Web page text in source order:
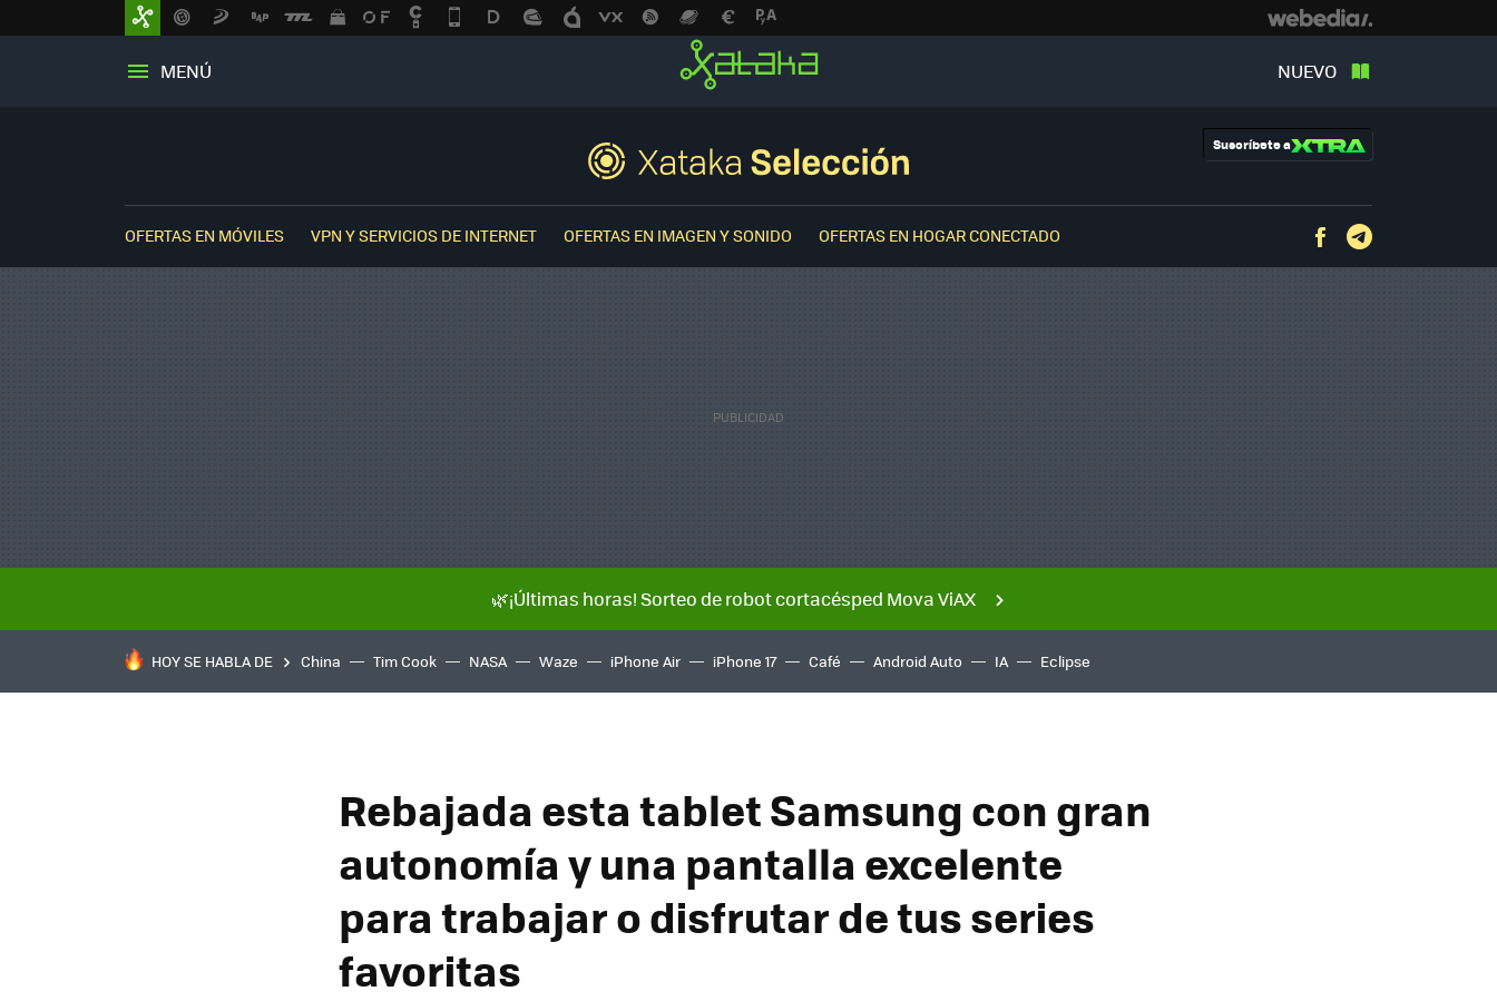
MENÚ NUEVO
Suscríbete a
OFERTAS EN MÓVILES VPN Y SERVICIOS DE INTERNET OFERTAS EN IMAGEN Y SONIDO OFERTAS EN HOGAR CONECTADO Facebook
🌿¡Últimas horas! Sorteo de robot cortacésped Mova ViAX
HOY SE HABLA DE China Tim Cook NASA Waze iPhone Air iPhone 17 Café Android Auto IA Eclipse
Rebajada esta tablet Samsung con gran
autonomía y una pantalla excelente
para trabajar o disfrutar de tus series
favoritas